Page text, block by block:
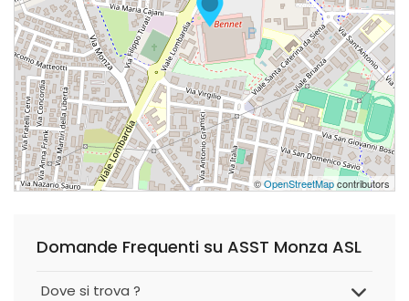
©OpenStreetMapcontributors
Domande Frequenti su ASST Monza ASL
Dove si trova ?